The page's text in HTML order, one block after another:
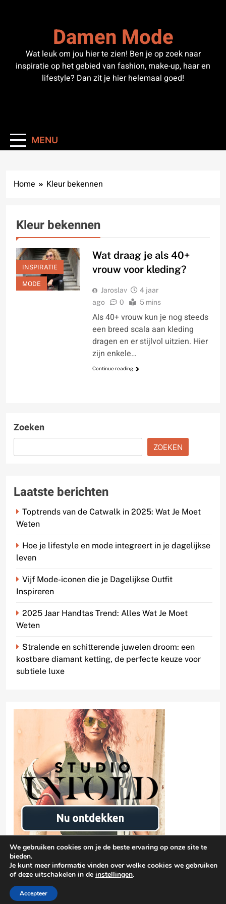
Damen Mode
Wat leuk om jou hier te zien! Ben je op zoek naar
inspiratie op het gebied van fashion, make-up, haar en
lifestyle? Dan zit je hier helemaal goed!
MENU
Home Kleur bekennen
Kleur bekennen
INSPIRATIE
MODE
Wat draag je als 40+
vrouw voor kleding?
Jaroslav
4 jaar
ago
0 5 mins
Als 40+ vrouw kun je nog steeds
een breed scala aan kleding
dragen en er stijlvol uitzien. Hier
zijn enkele…
Continue reading
Zoeken
ZOEKEN
Laatste berichten
Toptrends van de Catwalk in 2025: Wat Je Moet
Weten
Hoe je lifestyle en mode integreert in je dagelijkse
leven
Vijf Mode-iconen die je Dagelijkse Outfit
Inspireren
2025 Jaar Handtas Trend: Alles Wat Je Moet
Weten
Stralende en schitterende juwelen droom: een
kostbare diamant ketting, de perfecte keuze voor
subtiele luxe
damen-mode.net 2026 |
We gebruiken cookies om je de beste ervaring op onze site te
bieden.
Je kunt meer informatie vinden over welke cookies we gebruiken
of deze uitschakelen in de instellingen.
Accepteer